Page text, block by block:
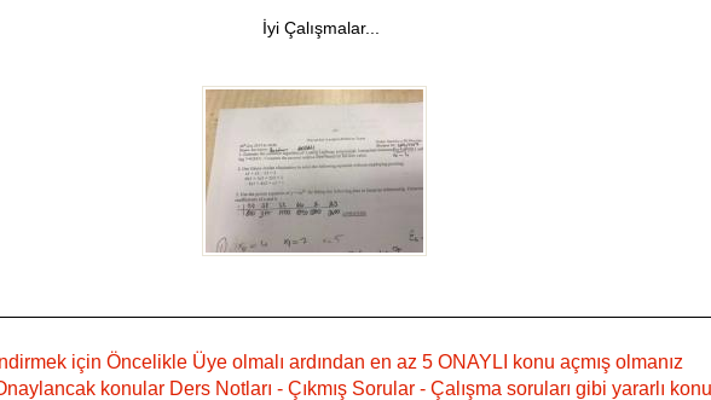
İyi Çalışmalar...
için Öncelikle Üye olmalı ardından en az 5 ONAYLI konu açmış olmanız
konular Ders Notları - Çıkmış Sorular - Çalışma soruları gibi yararlı